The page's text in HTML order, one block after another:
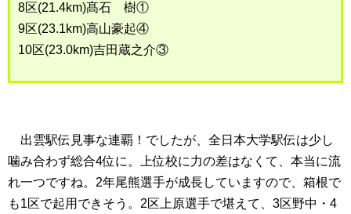
8区(21.4km)髙石 樹①
9区(23.1km)高山豪起④
10区(23.0km)吉田蔵之介③
出雲駅伝見事な連覇！でしたが、全日本大学駅伝は少し
噛み合わず総合4位に。上位校に力の差はなくて、本当に流
れ一つですね。2年尾熊選手が成長していますので、箱根で
も1区で起用できそう。2区上原選手で堪えて、3区野中・4